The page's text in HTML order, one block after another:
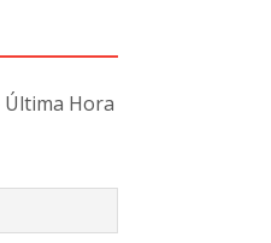
Última Hora